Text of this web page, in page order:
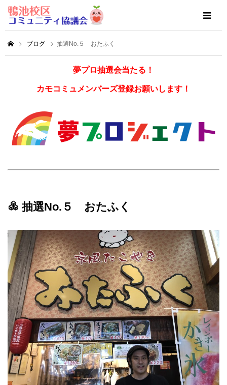
ブログ 抽選No.５ おたふく
夢プロ抽選会当たる！
カモコミュメンバーズ登録お願いします！
抽選No.５ おたふく